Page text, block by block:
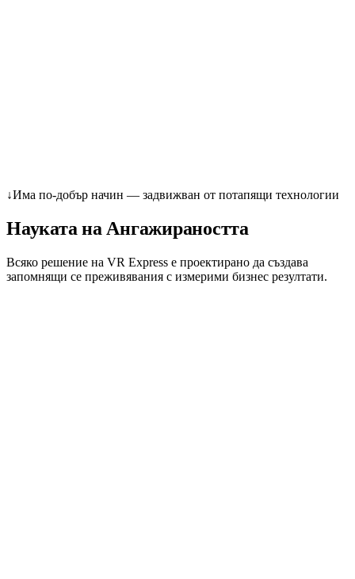
↓Има по-добър начин — задвижван от потапящи технологии
Науката на Ангажираността
Всяко решение на VR Express е проектирано да създава
запомнящи се преживявания с измерими бизнес резултати.